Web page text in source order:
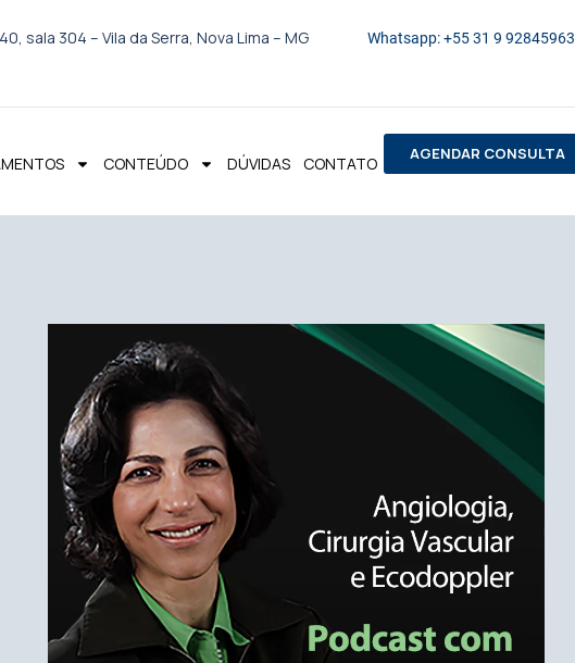
sala 304 – Vila da Serra, Nova Lima – MG Whatsapp: +55 31 9 92845963
CONTEÚDO DÚVIDAS CONTATO AGENDAR CONSULTA